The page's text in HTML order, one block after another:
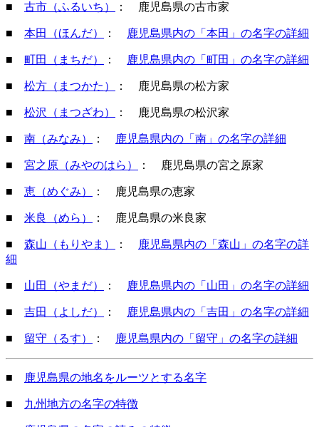
■ 古市（ふるいち） ： 鹿児島県の古市家
■ 本田（ほんだ） ： 鹿児島県内の「本田」の名字の詳細
■ 町田（まちだ） ： 鹿児島県内の「町田」の名字の詳細
■ 松方（まつかた） ： 鹿児島県の松方家
■ 松沢（まつざわ） ： 鹿児島県の松沢家
■ 南（みなみ） ： 鹿児島県内の「南」の名字の詳細
■ 宮之原（みやのはら） ： 鹿児島県の宮之原家
■ 恵（めぐみ） ： 鹿児島県の恵家
■ 米良（めら） ： 鹿児島県の米良家
■ 森山（もりやま） ：
鹿児島県内の「森山」の名字の詳
細
■ 山田（やまだ） ： 鹿児島県内の「山田」の名字の詳細
■ 吉田（よしだ） ： 鹿児島県内の「吉田」の名字の詳細
■ 留守（るす） ： 鹿児島県内の「留守」の名字の詳細
■ 鹿児島県の地名をルーツとする名字
■ 九州地方の名字の特徴